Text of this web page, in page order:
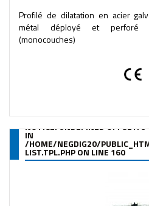
Profilé de dilatation en acier
métal déployé et perforé
(monocouches)
NOTICE: UNDEFINED OFFSET:
IN
/HOME/NEGDIG20/
LIST.TPL.PHPON LINE 160